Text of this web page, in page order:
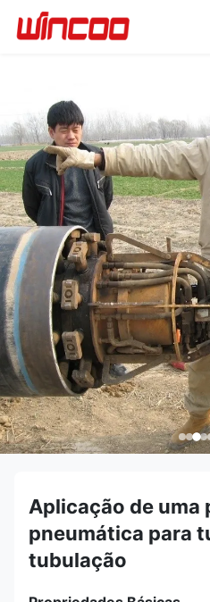
Aplicação de uma
pneumática para
tubulação